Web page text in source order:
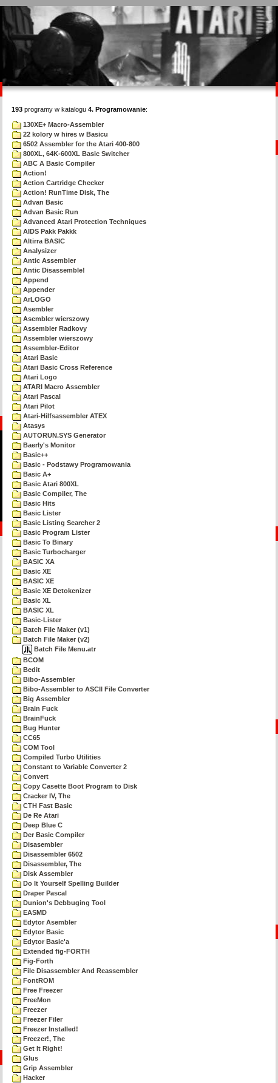
193 programy w katalogu 4. Programowanie:
130XE+ Macro-Assembler
22 kolory w hires w Basicu
6502 Assembler for the Atari 400-800
800XL, 64K-600XL Basic Switcher
ABC A Basic Compiler
Action!
Action Cartridge Checker
Action! RunTime Disk, The
Advan Basic
Advan Basic Run
Advanced Atari Protection Techniques
AIDS Pakk Pakkk
Altirra BASIC
Analysizer
Antic Assembler
Antic Disassemble!
Append
Appender
ArLOGO
Asembler
Asembler wierszowy
Assembler Radkovy
Assembler wierszowy
Assembler-Editor
Atari Basic
Atari Basic Cross Reference
Atari Logo
ATARI Macro Assembler
Atari Pascal
Atari Pilot
Atari-Hilfsassembler ATEX
Atasys
AUTORUN.SYS Generator
Baerly's Monitor
Basic++
Basic - Podstawy Programowania
Basic A+
Basic Atari 800XL
Basic Compiler, The
Basic Hits
Basic Lister
Basic Listing Searcher 2
Basic Program Lister
Basic To Binary
Basic Turbocharger
BASIC XA
Basic XE
BASIC XE
Basic XE Detokenizer
Basic XL
BASIC XL
Basic-Lister
Batch File Maker (v1)
Batch File Maker (v2)
Batch File Menu.atr
BCOM
Bedit
Bibo-Assembler
Bibo-Assembler to ASCII File Converter
Big Assembler
Brain Fuck
BrainFuck
Bug Hunter
CC65
COM Tool
Compiled Turbo Utilities
Constant to Variable Converter 2
Convert
Copy Casette Boot Program to Disk
Cracker IV, The
CTH Fast Basic
De Re Atari
Deep Blue C
Der Basic Compiler
Disasembler
Disassembler 6502
Disassembler, The
Disk Assembler
Do It Yourself Spelling Builder
Draper Pascal
Dunion's Debbuging Tool
EASMD
Edytor Asembler
Edytor Basic
Edytor Basic'a
Extended fig-FORTH
Fig-Forth
File Disassembler And Reassembler
FontROM
Free Freezer
FreeMon
Freezer
Freezer Filer
Freezer Installed!
Freezer!, The
Get It Right!
Glus
Grip Assembler
Hacker